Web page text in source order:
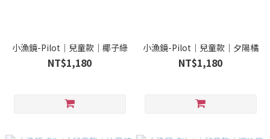
小漁鏡-Pilot｜兒童款｜椰子綠
NT$1,180
小漁鏡-Pilot｜兒童款｜夕陽橘
NT$1,180